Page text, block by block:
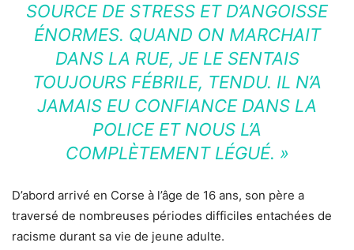
SOURCE DE STRESS ET D’ANGOISSE
ÉNORMES. QUAND ON MARCHAIT
DANS LA RUE, JE LE SENTAIS
TOUJOURS FÉBRILE, TENDU. IL N’A
JAMAIS EU CONFIANCE DANS LA
POLICE ET NOUS L’A
COMPLÈTEMENT LÉGUÉ. »
D’abord arrivé en Corse à l’âge de 16 ans, son père a
traversé de nombreuses périodes difficiles entachées de
racisme durant sa vie de jeune adulte.